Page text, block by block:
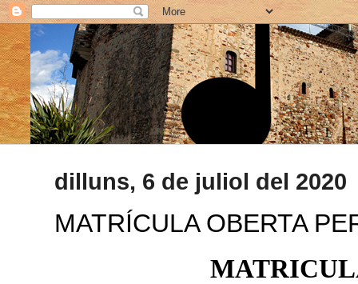
dilluns, 6 de juliol del 2020
MATRÍCULA OBERTA